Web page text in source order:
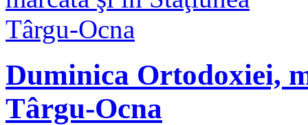
Duminica Ortodoxiei,
Târgu-Ocna